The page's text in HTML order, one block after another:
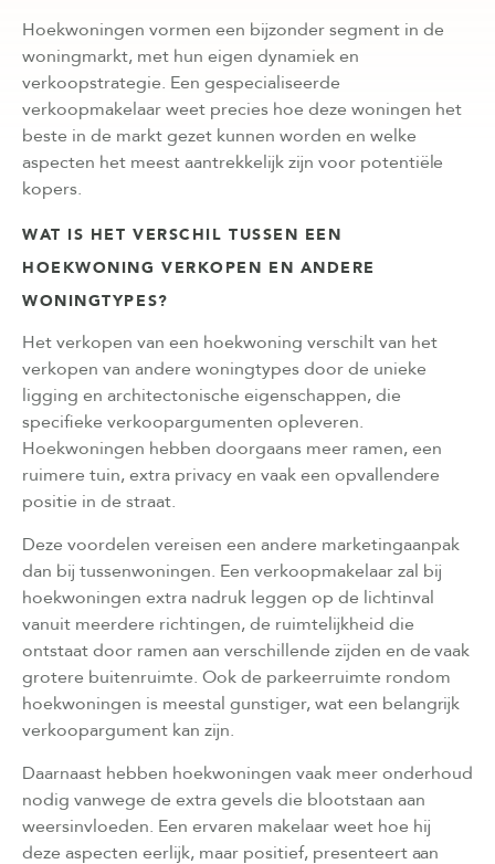
Hoekwoningen vormen een bijzonder segment in de
woningmarkt, met hun eigen dynamiek en
verkoopstrategie. Een gespecialiseerde
verkoopmakelaar weet precies hoe deze woningen het
beste in de markt gezet kunnen worden en welke
aspecten het meest aantrekkelijk zijn voor potentiële
kopers.
WAT IS HET VERSCHIL TUSSEN EEN
HOEKWONING VERKOPEN EN ANDERE
WONINGTYPES?
Het verkopen van een hoekwoning verschilt van het
verkopen van andere woningtypes door de unieke
ligging en architectonische eigenschappen, die
specifieke verkoopargumenten opleveren.
Hoekwoningen hebben doorgaans meer ramen, een
ruimere tuin, extra privacy en vaak een opvallendere
positie in de straat.
Deze voordelen vereisen een andere marketingaanpak
dan bij tussenwoningen. Een verkoopmakelaar zal bij
hoekwoningen extra nadruk leggen op de lichtinval
vanuit meerdere richtingen, de ruimtelijkheid die
ontstaat door ramen aan verschillende zijden en de vaak
grotere buitenruimte. Ook de parkeerruimte rondom
hoekwoningen is meestal gunstiger, wat een belangrijk
verkoopargument kan zijn.
Daarnaast hebben hoekwoningen vaak meer onderhoud
nodig vanwege de extra gevels die blootstaan aan
weersinvloeden. Een ervaren makelaar weet hoe hij
deze aspecten eerlijk, maar positief, presenteert aan